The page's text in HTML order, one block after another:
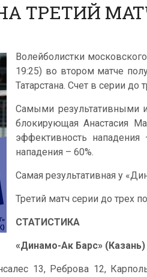
ТРЕТИЙ
Волейболистки
19:25) во втором матче
Татарстана. Счет в серии до
Самыми результативными
блокирующая Анастасия
эффективность
нападения – 60%.
Самая результативная у
Третий матч серии до трех
СТАТИСТИКА
«Динамо-Ак Барс»
13, Реброва 12,